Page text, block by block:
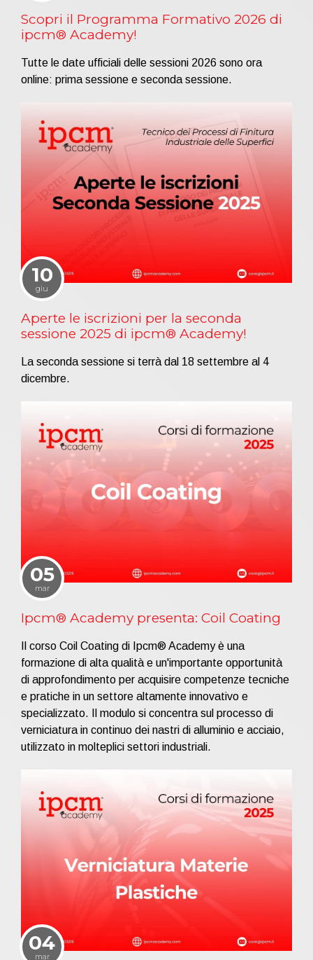
Scopri il Programma Formativo 2026 di
ipcm® Academy!
Tutte le date ufficiali delle sessioni 2026 sono ora
online: prima sessione e seconda sessione.
10
giu
Aperte le iscrizioni per la seconda
sessione 2025 di ipcm® Academy!
La seconda sessione si terrà dal 18 settembre al 4
dicembre.
05
mar
Ipcm® Academy presenta: Coil Coating
Il corso Coil Coating di Ipcm® Academy è una
formazione di alta qualità e un'importante opportunità
di approfondimento per acquisire competenze tecniche
e pratiche in un settore altamente innovativo e
specializzato. Il modulo si concentra sul processo di
verniciatura in continuo dei nastri di alluminio e acciaio,
utilizzato in molteplici settori industriali.
04
mar